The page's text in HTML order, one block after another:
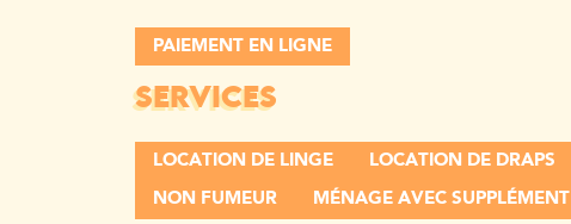
PAIEMENT EN LIGNE
SERVICES
LOCATION DE LINGE LOCATION DE DRAPS
NON FUMEUR
MÉNAGE AVEC SUPPLÉMENT